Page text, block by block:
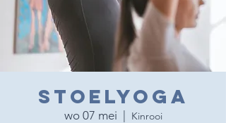
Stoelyoga
wo 07 mei Kinrooi